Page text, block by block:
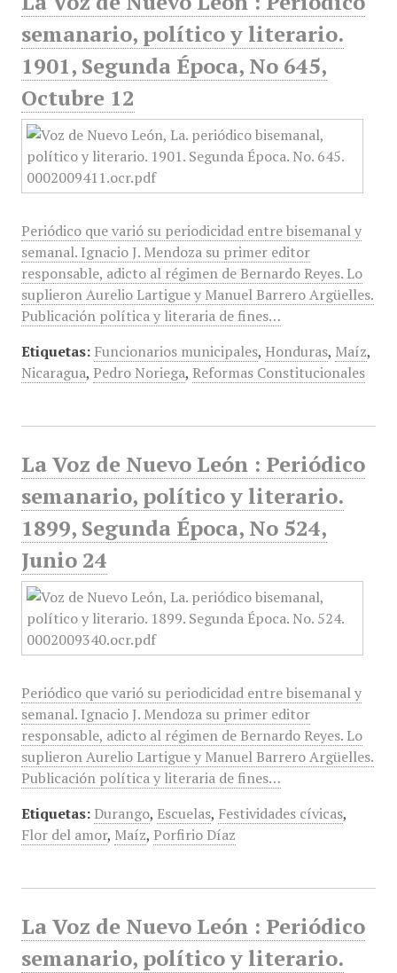
semanario, político y literario.
1901, Segunda Época, No 645,
Octubre 12
Periódico que varió su periodicidad entre bisemanal y
semanal. Ignacio J. Mendoza su primer editor
responsable, adicto al régimen de Bernardo Reyes. Lo
suplieron Aurelio Lartigue y Manuel Barrero Argüelles.
Publicación política y literaria de fines…
Etiquetas: Funcionarios municipales, Honduras, Maíz,
Nicaragua, Pedro Noriega, Reformas Constitucionales
La Voz de Nuevo León : Periódico
semanario, político y literario.
1899, Segunda Época, No 524,
Junio 24
Periódico que varió su periodicidad entre bisemanal y
semanal. Ignacio J. Mendoza su primer editor
responsable, adicto al régimen de Bernardo Reyes. Lo
suplieron Aurelio Lartigue y Manuel Barrero Argüelles.
Publicación política y literaria de fines…
Etiquetas: Durango, Escuelas, Festividades cívicas,
Flor del amor, Maíz, Porfirio Díaz
La Voz de Nuevo León : Periódico
semanario, político y literario.